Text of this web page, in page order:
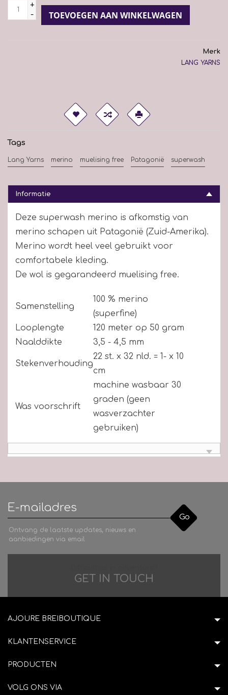
+
-
TOEVOEGEN AAN WINKELWAGEN
Merk
LANG YARNS
Tags
Lang Yarns merino muelising free Patagonië superwash
Informatie
Deze superwash merino is afkomstig van
merino schapen uit Patagonië (Zuid-Amerika).
Merino wordt heel veel gebruikt voor
comfortabele kleding.
De wol is gegarandeerd muelising free.
Samenstelling
100 % merino
(superfine)
Looplengte
120 meter op 50 gram
Naalddikte
3,5 - 4,5 mm
Stekenverhouding
22 st. x 32 nld. = 1- x 10
cm
Was voorschrift
machine wasbaar 30
graden (geen
wasverzachter
gebruiken)
Go
Ontvang de laatste updates, nieuws en
aanbiedingen via email
GET IN TOUCH
AJOURE BREIBOUTIQUE
KLANTENSERVICE
PRODUCTEN
VOLG ONS VIA